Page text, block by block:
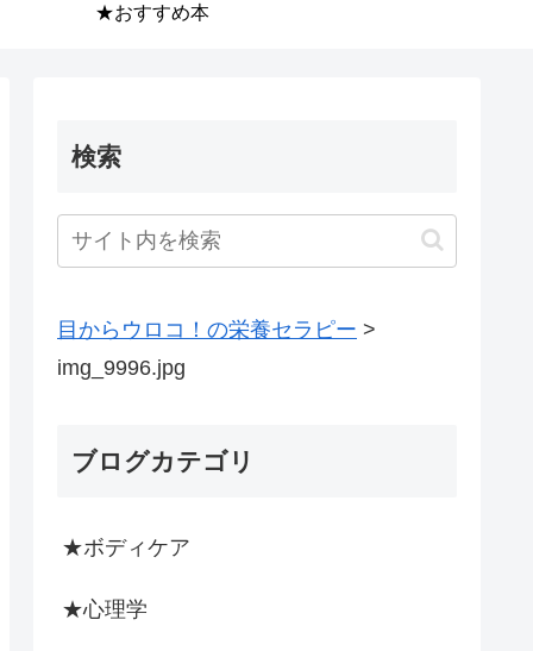
★おすすめ本
検索
目からウロコ！の栄養セラピー >
img_9996.jpg
ブログカテゴリ
★ボディケア
★心理学